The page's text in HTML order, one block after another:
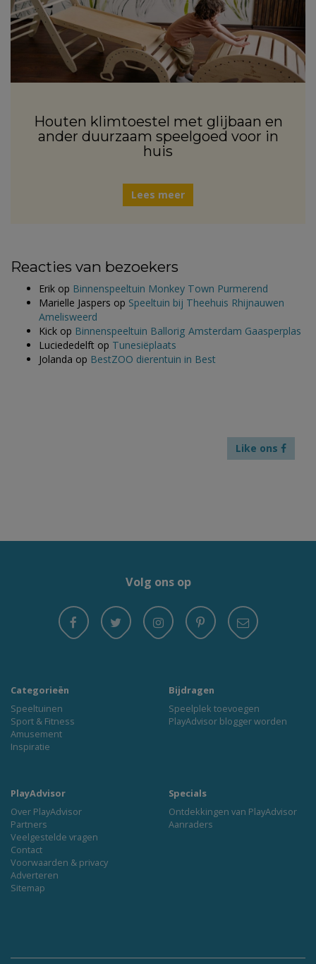
Houten klimtoestel met glijbaan en
ander duurzaam speelgoed voor in
huis
Lees meer
Reacties van bezoekers
Erik op Binnenspeeltuin Monkey Town Purmerend
Marielle Jaspers op Speeltuin bij Theehuis Rhijnauwen
Amelisweerd
Kick op Binnenspeeltuin Ballorig Amsterdam Gaasperplas
Luciededelft op Tunesiëplaats
Jolanda op BestZOO dierentuin in Best
Like ons
Volg ons op
Categorieën
Speeltuinen
Sport & Fitness
Amusement
Inspiratie
Bijdragen
Speelplek toevoegen
PlayAdvisor blogger worden
PlayAdvisor
Over PlayAdvisor
Partners
Veelgestelde vragen
Contact
Voorwaarden & privacy
Adverteren
Sitemap
Specials
Ontdekkingen van PlayAdvisor
Aanraders